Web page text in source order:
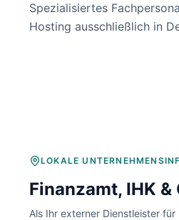
Spezialisiertes
Hosting ausschließlich in
LOKALE
Finanzamt, IHK
Als Ihr externer Dienstleister